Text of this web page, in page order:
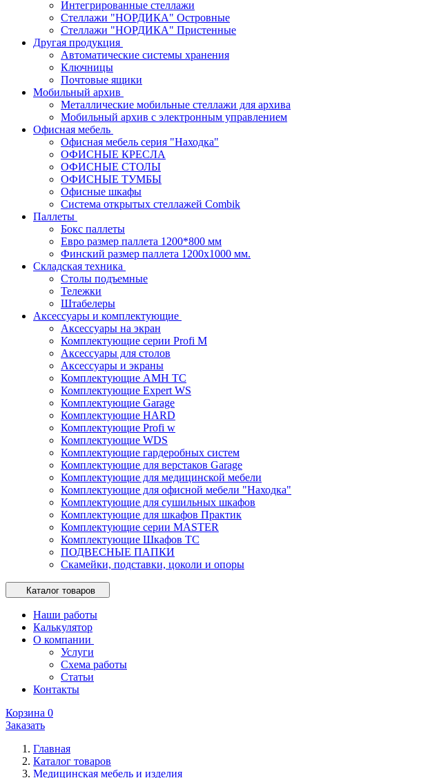
Интегрированные стеллажи
Стеллажи "НОРДИКА" Островные
Стеллажи "НОРДИКА" Пристенные
Другая продукция
Автоматические системы хранения
Ключницы
Почтовые ящики
Мобильный архив
Металлические мобильные стеллажи для архива
Мобильный архив с электронным управлением
Офисная мебель
Офисная мебель серия "Находка"
ОФИСНЫЕ КРЕСЛА
ОФИСНЫЕ СТОЛЫ
ОФИСНЫЕ ТУМБЫ
Офисные шкафы
Система открытых стеллажей Combik
Паллеты
Бокс паллеты
Евро размер паллета 1200*800 мм
Финский размер паллета 1200х1000 мм.
Складская техника
Столы подъемные
Тележки
Штабелеры
Аксессуары и комплектующие
Аксессуары на экран
Комплектующие серии Profi M
Аксессуары для столов
Аксессуары и экраны
Комплектующие AMH TC
Комплектующие Expert WS
Комплектующие Garage
Комплектующие HARD
Комплектующие Profi w
Комплектующие WDS
Комплектующие гардеробных систем
Комплектующие для верстаков Garage
Комплектующие для медицинской мебели
Комплектующие для офисной мебели "Находка"
Комплектующие для сушильных шкафов
Комплектующие для шкафов Практик
Комплектующие серии MASTER
Комплектующие Шкафов ТС
ПОДВЕСНЫЕ ПАПКИ
Скамейки, подставки, цоколи и опоры
Каталог товаров
Наши работы
Калькулятор
О компании
Услуги
Схема работы
Статьи
Контакты
Корзина 0
Заказать
Главная
Каталог товаров
Медицинская мебель и изделия